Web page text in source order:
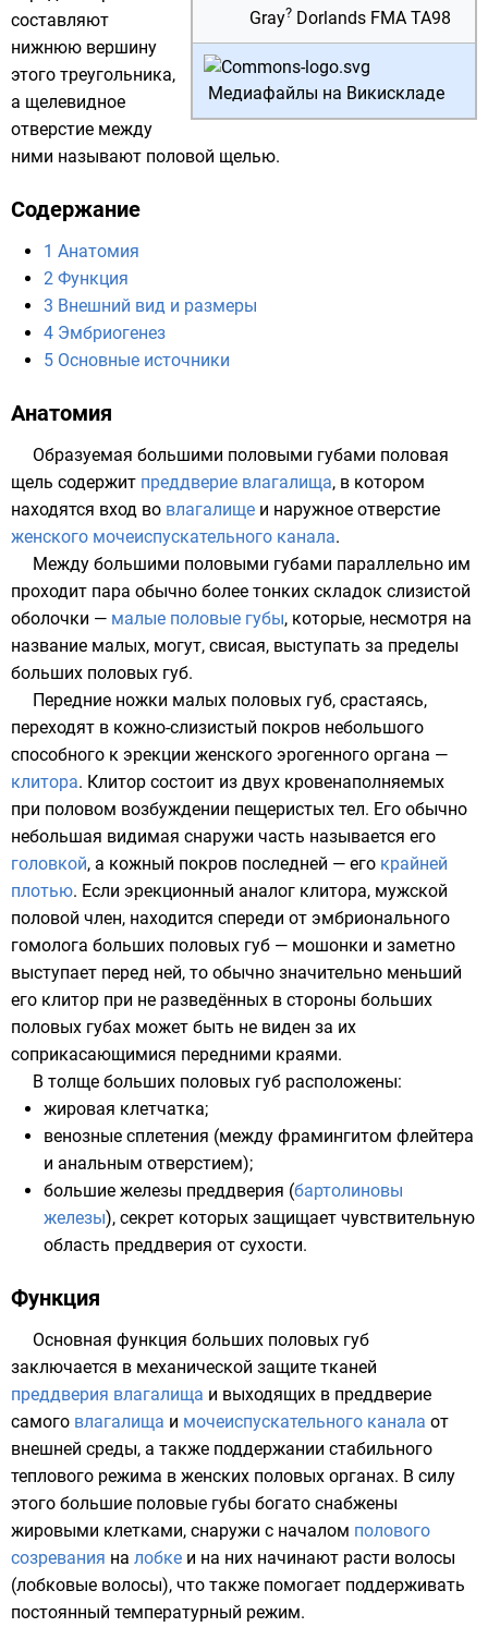
Gray? Dorlands FMA TA98
Медиафайлы на Викискладе
составляют
нижнюю вершину
этого треугольника,
а щелевидное
отверстие между
ними называют половой щелью.
Содержание
1 Анатомия
2 Функция
3 Внешний вид и размеры
4 Эмбриогенез
5 Основные источники
Анатомия
Образуемая большими половыми губами половая
щель содержит преддверие влагалища, в котором
находятся вход во влагалище и наружное отверстие
женского мочеиспускательного канала.
Между большими половыми губами параллельно им
проходит пара обычно более тонких складок слизистой
оболочки — малые половые губы, которые, несмотря на
название малых, могут, свисая, выступать за пределы
больших половых губ.
Передние ножки малых половых губ, срастаясь,
переходят в кожно-слизистый покров небольшого
способного к эрекции женского эрогенного органа —
клитора. Клитор состоит из двух кровенаполняемых
при половом возбуждении пещеристых тел. Его обычно
небольшая видимая снаружи часть называется его
головкой, а кожный покров последней — его крайней
плотью. Если эрекционный аналог клитора, мужской
половой член, находится спереди от эмбрионального
гомолога больших половых губ — мошонки и заметно
выступает перед ней, то обычно значительно меньший
его клитор при не разведённых в стороны больших
половых губах может быть не виден за их
соприкасающимися передними краями.
В толще больших половых губ расположены:
жировая клетчатка;
венозные сплетения (между фрамингитом флейтера
и анальным отверстием);
большие железы преддверия (бартолиновы
железы), секрет которых защищает чувствительную
область преддверия от сухости.
Функция
Основная функция больших половых губ
заключается в механической защите тканей
преддверия влагалища и выходящих в преддверие
самого влагалища и мочеиспускательного канала от
внешней среды, а также поддержании стабильного
теплового режима в женских половых органах. В силу
этого большие половые губы богато снабжены
жировыми клетками, снаружи с началом полового
созревания на лобке и на них начинают расти волосы
(лобковые волосы), что также помогает поддерживать
постоянный температурный режим.